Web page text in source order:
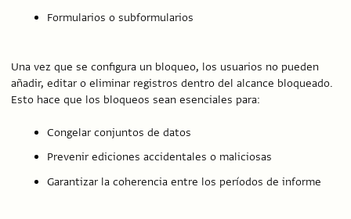
Formularios o subformularios
Una vez que se configura un bloqueo, los usuarios no pueden
añadir, editar o eliminar registros dentro del alcance bloqueado.
Esto hace que los bloqueos sean esenciales para:
Congelar conjuntos de datos
Prevenir ediciones accidentales o maliciosas
Garantizar la coherencia entre los períodos de informe